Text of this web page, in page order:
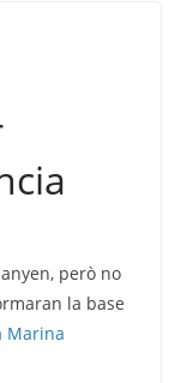
però no
la base
Marina